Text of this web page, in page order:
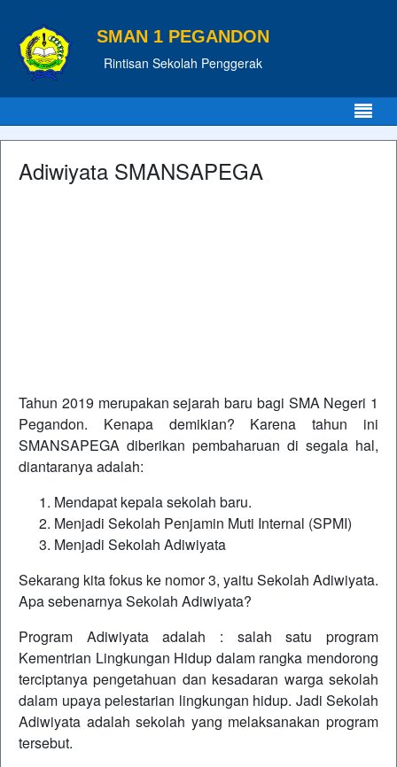
SMAN 1 PEGANDON
Rintisan Sekolah Penggerak
Adiwiyata SMANSAPEGA
Tahun 2019 merupakan sejarah baru bagi SMA Negeri 1
Pegandon. Kenapa demikian? Karena tahun ini
SMANSAPEGA diberikan pembaharuan di segala hal,
diantaranya adalah:
Mendapat kepala sekolah baru.
Menjadi Sekolah Penjamin Muti Internal (SPMI)
Menjadi Sekolah Adiwiyata
Sekarang kita fokus ke nomor 3, yaitu Sekolah Adiwiyata.
Apa sebenarnya Sekolah Adiwiyata?
Program Adiwiyata adalah : salah satu program
Kementrian Lingkungan Hidup dalam rangka mendorong
terciptanya pengetahuan dan kesadaran warga sekolah
dalam upaya pelestarian lingkungan hidup. Jadi Sekolah
Adiwiyata adalah sekolah yang melaksanakan program
tersebut.